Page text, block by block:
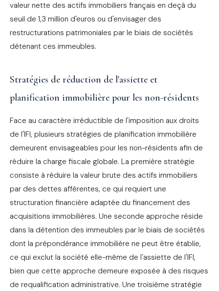
valeur nette des actifs immobiliers français en deçà du
seuil de 1,3 million d'euros ou d'envisager des
restructurations patrimoniales par le biais de sociétés
détenant ces immeubles.
Stratégies de réduction de l'assiette et
planification immobilière pour les non-résidents
Face au caractère irréductible de l'imposition aux droits
de l'IFI, plusieurs stratégies de planification immobilière
demeurent envisageables pour les non-résidents afin de
réduire la charge fiscale globale. La première stratégie
consiste à réduire la valeur brute des actifs immobiliers
par des dettes afférentes, ce qui requiert une
structuration financière adaptée du financement des
acquisitions immobilières. Une seconde approche réside
dans la détention des immeubles par le biais de sociétés
dont la prépondérance immobilière ne peut être établie,
ce qui exclut la société elle-même de l'assiette de l'IFI,
bien que cette approche demeure exposée à des risques
de requalification administrative. Une troisième stratégie